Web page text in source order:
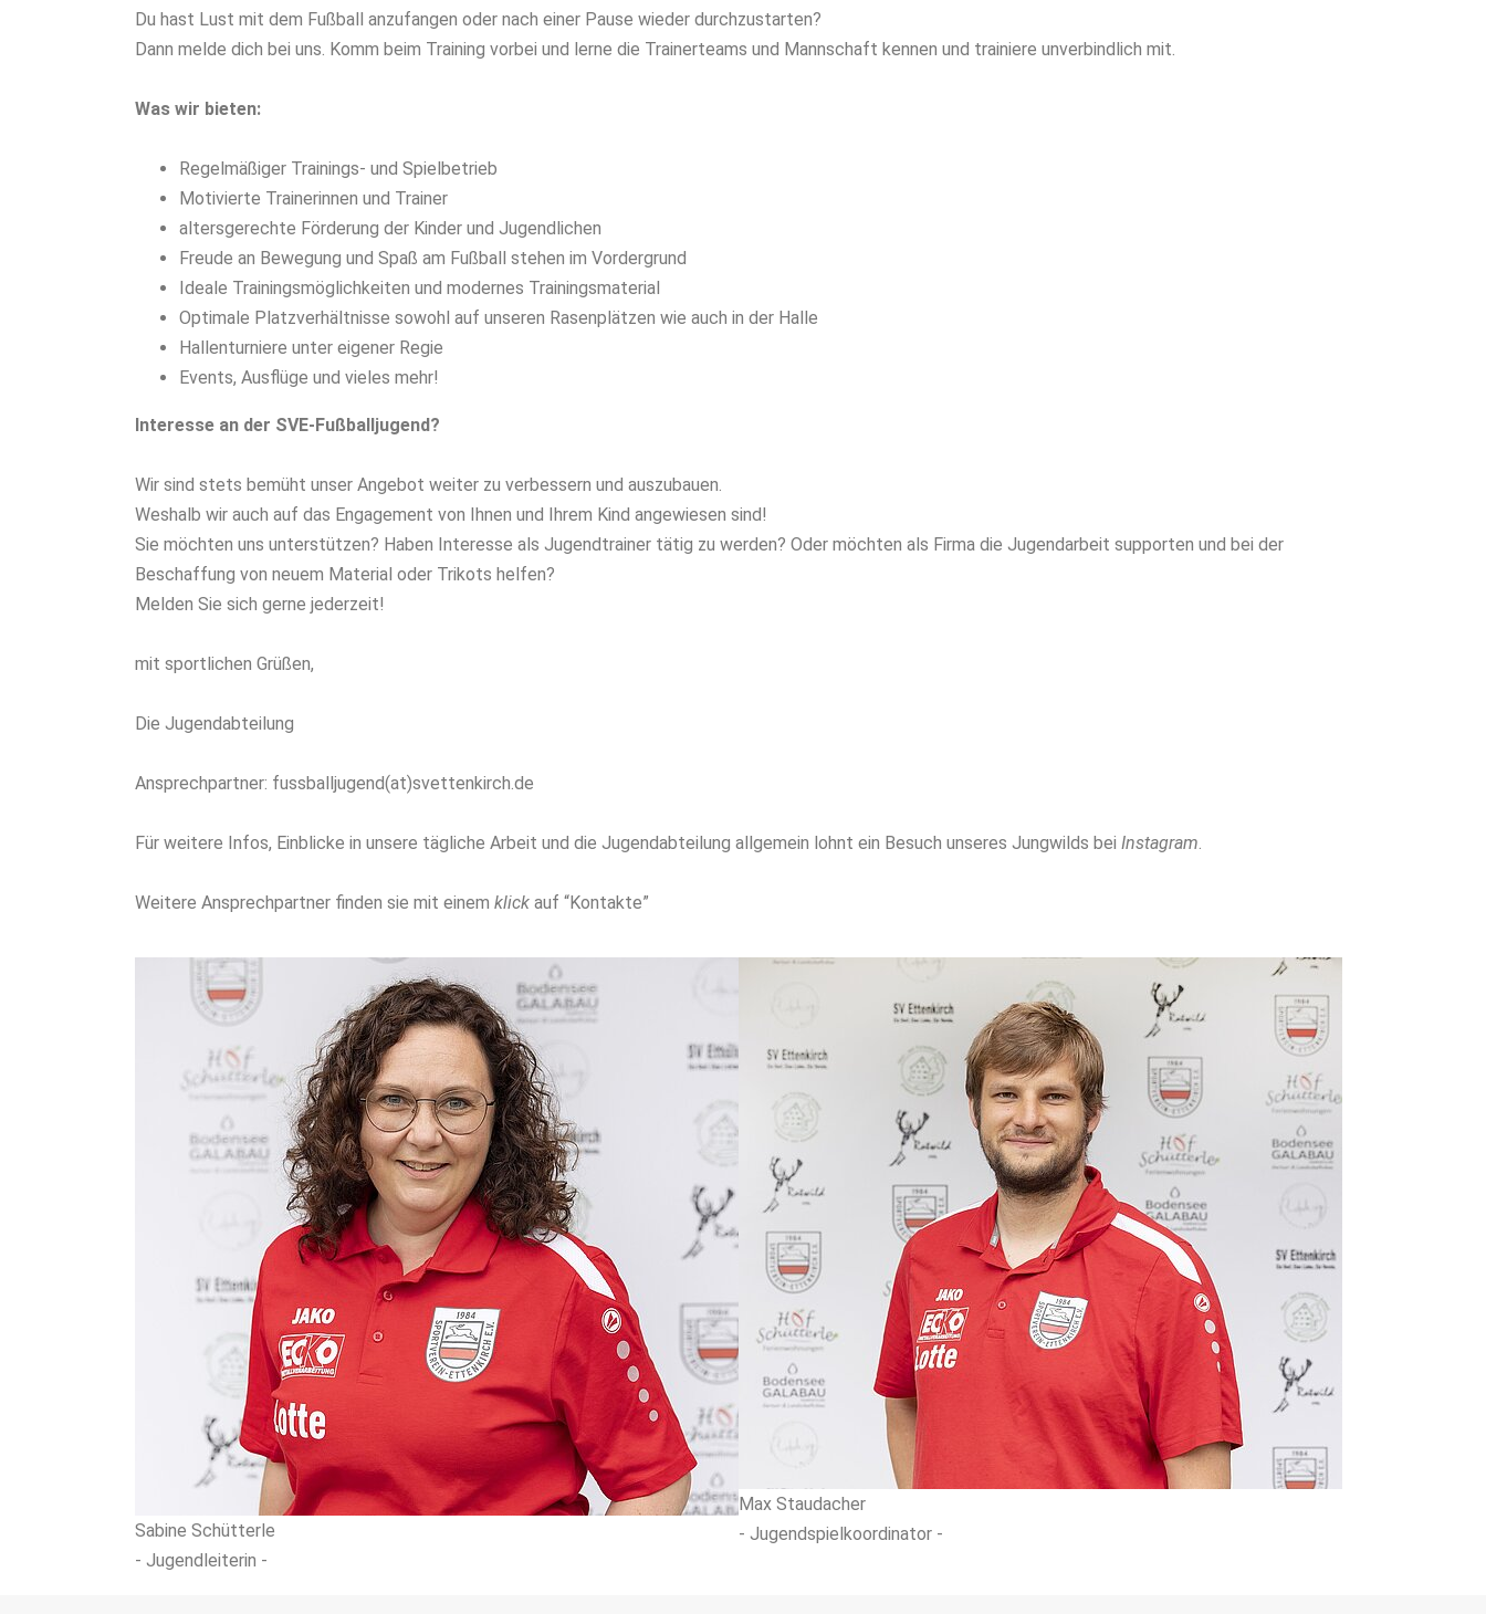
Du hast Lust mit dem Fußball anzufangen oder nach einer Pause wieder durchzustarten?
Dann melde dich bei uns. Komm beim Training vorbei und lerne die Trainerteams und Mannschaft kennen und trainiere unverbindlich mit.
Was wir bieten:
Regelmäßiger Trainings- und Spielbetrieb
Motivierte Trainerinnen und Trainer
altersgerechte Förderung der Kinder und Jugendlichen
Freude an Bewegung und Spaß am Fußball stehen im Vordergrund
Ideale Trainingsmöglichkeiten und modernes Trainingsmaterial
Optimale Platzverhältnisse sowohl auf unseren Rasenplätzen wie auch in der Halle
Hallenturniere unter eigener Regie
Events, Ausflüge und vieles mehr!
Interesse an der SVE-Fußballjugend?
Wir sind stets bemüht unser Angebot weiter zu verbessern und auszubauen.
Weshalb wir auch auf das Engagement von Ihnen und Ihrem Kind angewiesen sind!
Sie möchten uns unterstützen? Haben Interesse als Jugendtrainer tätig zu werden? Oder möchten als Firma die Jugendarbeit supporten und bei der
Beschaffung von neuem Material oder Trikots helfen?
Melden Sie sich gerne jederzeit!
mit sportlichen Grüßen,
Die Jugendabteilung
Ansprechpartner: fussballjugend(at)svettenkirch.de
Für weitere Infos, Einblicke in unsere tägliche Arbeit und die Jugendabteilung allgemein lohnt ein Besuch unseres Jungwilds bei Instagram.
Weitere Ansprechpartner finden sie mit einem klick auf “Kontakte”
Sabine Schütterle
- Jugendleiterin -
Max Staudacher
- Jugendspielkoordinator -